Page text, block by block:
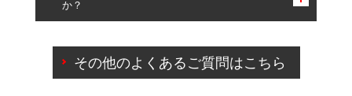
一部の商品・サービスの組み合わせに限り、同時にご予約が
出来ないものもございます。
か？
ご来店予約日の3営業日前を過ぎている場合のご予約
の日時変更につきましては、直接ご予約の店舗まで
その他のよくあるご質問はこちら